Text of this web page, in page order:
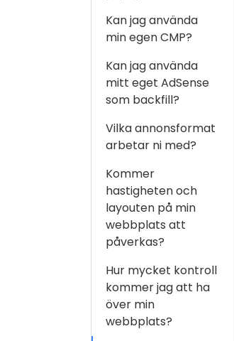
Kan jag använda
min egen CMP?
Kan jag använda
mitt eget AdSense
som backfill?
Vilka annonsformat
arbetar ni med?
Kommer
hastigheten och
layouten på min
webbplats att
påverkas?
Hur mycket kontroll
kommer jag att ha
över min
webbplats?